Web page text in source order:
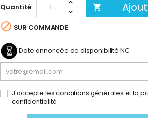
Quantité 
 SUR COMMANDE
Date annoncée de disponibilité NC
J'accepte les conditions générales et la
confidentialité